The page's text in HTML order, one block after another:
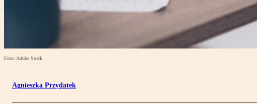
Foto: Adobe Stock
Agnieszka Przydatek